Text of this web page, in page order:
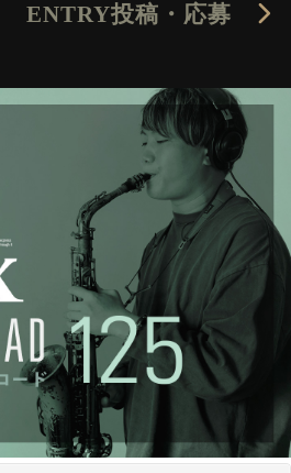
ENTRY投稿・応募